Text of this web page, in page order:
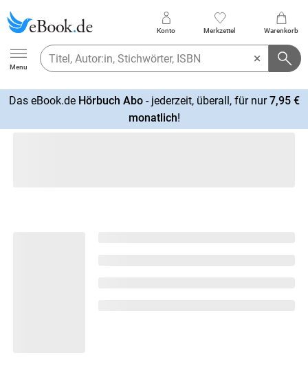
Ebook.de
Menu
Konto Merkzettel Warenkorb
Das eBook.de Hörbuch Abo- jederzeit, überall, für nur7,95 €
monatlich!